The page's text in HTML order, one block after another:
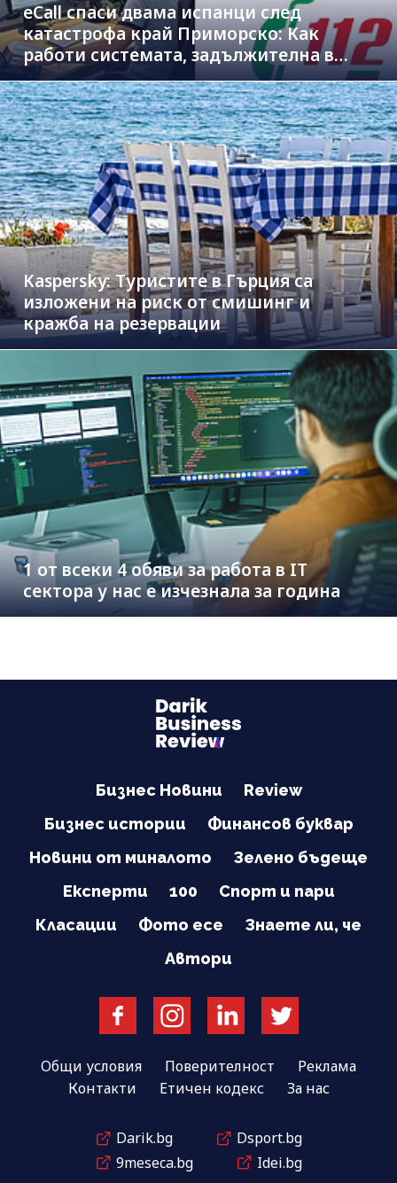
eCall спаси двама испанци след
катастрофа край Приморско: Как
работи системата, задължителна в
новите коли
Kaspersky: Туристите в Гърция са
изложени на риск от смишинг и
кражба на резервации
1 от всеки 4 обяви за работа в IT
сектора у нас е изчезнала за година
Бизнес Новини
Review
Бизнес истории
Финансов буквар
Новини от миналото
Зелено бъдеще
Експерти
100
Спорт и пари
Класации
Фото есе
Знаете ли, че
Автори
Общи условия Поверителност
Реклама
Контакти
Етичен кодекс За нас
Darik.bg
Dsport.bg
9meseca.bg
Idei.bg